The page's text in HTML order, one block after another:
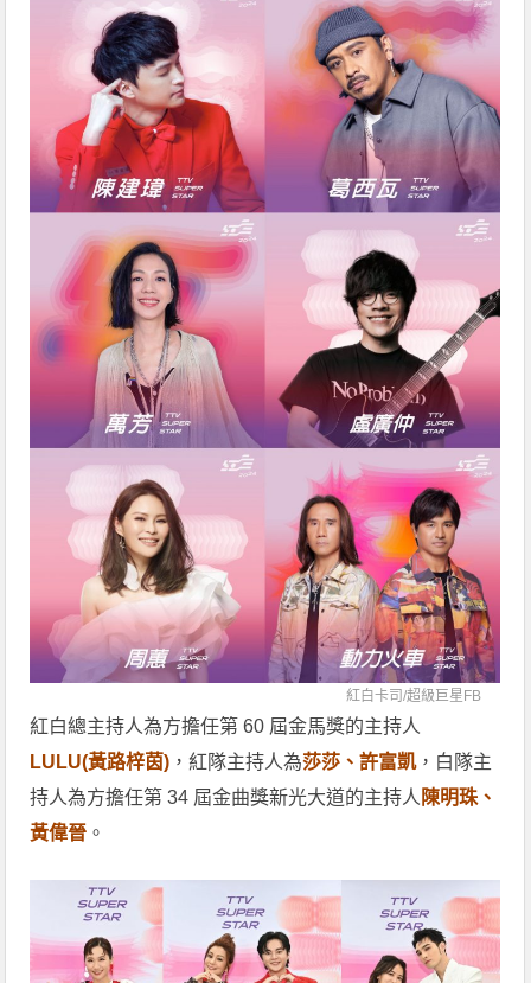
紅白卡司/超級巨星FB
紅白總主持人為方擔任第 60 屆金馬獎的主持人
LULU(黃路梓茵) ，紅隊主持人為莎莎、許富凱，白隊主
持人為方擔任第 34 屆金曲獎新光大道的主持人 陳明珠、
黃偉晉 。